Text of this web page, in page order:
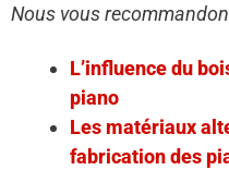
Nous vous
L’influence du
piano
Les matériaux
fabrication des